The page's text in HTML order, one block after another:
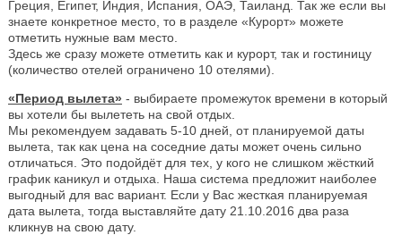
Греция, Египет, Индия, Испания, ОАЭ, Таиланд. Так же если вы
знаете конкретное место, то в разделе «Курорт» можете
отметить нужные вам место.
Здесь же сразу можете отметить как и курорт, так и гостиницу
(количество отелей ограничено 10 отелями).
«Период вылета» - выбираете промежуток времени в который
вы хотели бы вылететь на свой отдых.
Мы рекомендуем задавать 5-10 дней, от планируемой даты
вылета, так как цена на соседние даты может очень сильно
отличаться. Это подойдёт для тех, у кого не слишком жёсткий
график каникул и отдыха. Наша система предложит наиболее
выгодный для вас вариант. Если у Вас жесткая планируемая
дата вылета, тогда выставляйте дату 21.10.2016 два раза
кликнув на свою дату.